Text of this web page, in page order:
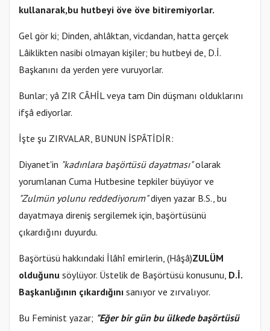
kullanarak,bu hutbeyi öve öve bitiremiyorlar.
Gel gör ki; Dinden, ahlâktan, vicdandan, hatta gerçek
Lâiklikten nasibi olmayan kişiler; bu hutbeyi de, D.İ.
Başkanını da yerden yere vuruyorlar.
Bunlar; yâ ZIR CÂHİL veya tam Din düşmanı olduklarını
ifşâ ediyorlar.
İşte şu ZIRVALAR, BUNUN İSPÂTİDİR:
Diyanet'in "kadınlara başörtüsü dayatması"olarak
yorumlanan Cuma Hutbesine tepkiler büyüyor ve
"Zulmün yolunu reddediyorum"diyen yazar B.S., bu
dayatmaya direniş sergilemek için, başörtüsünü
çıkardığını duyurdu.
Başörtüsü hakkındaki İlâhî emirlerin, (Hâşâ)ZULÜM
olduğunu söylüyor. Üstelik de Başörtüsü konusunu, D.İ.
Başkanlığının çıkardığını sanıyor ve zırvalıyor.
Bu Feminist yazar; "Eğer bir gün bu ülkede başörtüsü